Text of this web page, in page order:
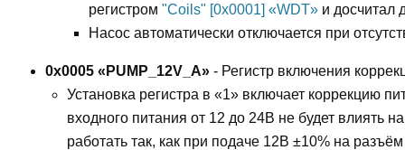
регистром "Coils" [0x0001] «WDT» и досчитал
Насос автоматически отключается при
0x0005 «PUMP_12V_A» - Регистр включения
Установка регистра в «1» включает коррекцию
входного питания от 12 до 24В не будет влиять
работать так, как при подаче 12В ±10% на